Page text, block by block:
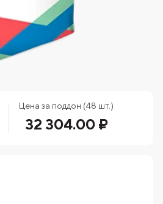
Цена за поддон (48 шт.)
32 304.00 ₽